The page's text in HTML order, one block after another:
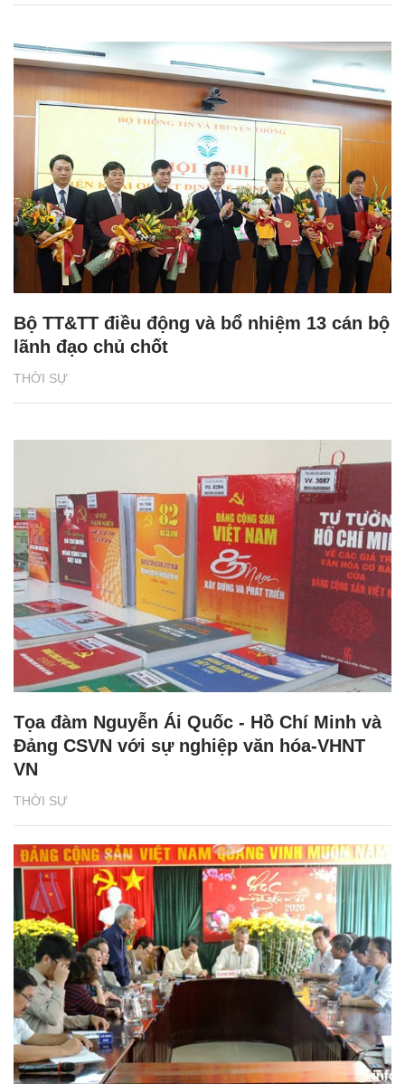
THỜI SỰ
Bộ TT&TT điều động và bổ nhiệm 13 cán bộ
lãnh đạo chủ chốt
THỜI SỰ
Tọa đàm Nguyễn Ái Quốc - Hồ Chí Minh và
Đảng CSVN với sự nghiệp văn hóa-VHNT
VN